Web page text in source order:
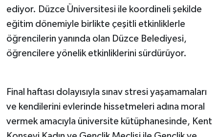
ediyor. Düzce Üniversitesi ile koordineli şekilde
eğitim dönemiyle birlikte çeşitli etkinliklerle
öğrencilerin yanında olan Düzce Belediyesi,
öğrencilere yönelik etkinliklerini sürdürüyor.
Final haftası dolayısıyla sınav stresi yaşamamaları
ve kendilerini evlerinde hissetmeleri adına moral
vermek amacıyla üniversite kütüphanesinde, Kent